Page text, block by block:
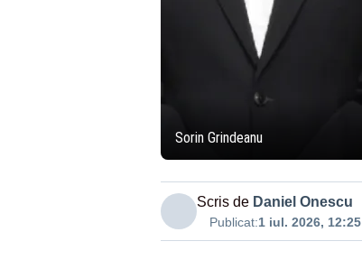
Sorin Grindeanu
Scris de Daniel Onescu
Publicat:1 iul. 2026, 12:25